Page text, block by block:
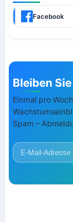
Facebook
Bleiben
Einmal pro
Spam –